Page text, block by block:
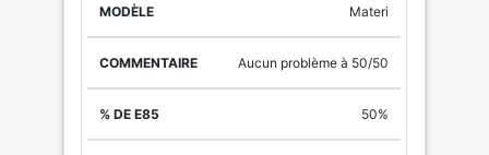
Materi
Aucun problème à 50/50
50%